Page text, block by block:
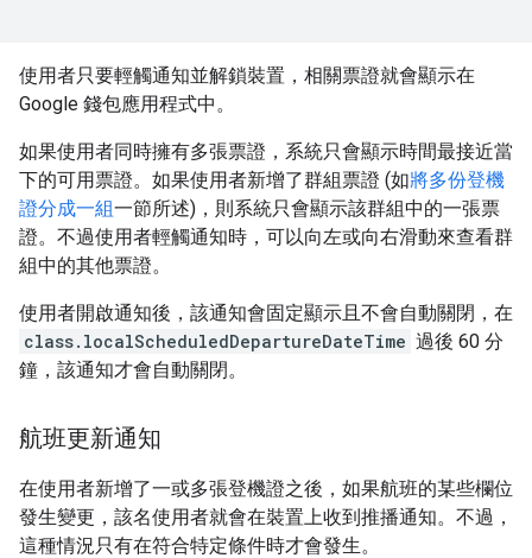
使用者只要輕觸通知並解鎖裝置，相關票證就會顯示在
Google 錢包應用程式中。
如果使用者同時擁有多張票證，系統只會顯示時間最接近當
下的可用票證。如果使用者新增了群組票證 (如將多份登機
證分成一組一節所述)，則系統只會顯示該群組中的一張票
證。不過使用者輕觸通知時，可以向左或向右滑動來查看群
組中的其他票證。
使用者開啟通知後，該通知會固定顯示且不會自動關閉，在
class.localScheduledDepartureDateTime 過後 60 分
鐘，該通知才會自動關閉。
航班更新通知
在使用者新增了一或多張登機證之後，如果航班的某些欄位
發生變更，該名使用者就會在裝置上收到推播通知。不過，
這種情況只有在符合特定條件時才會發生。